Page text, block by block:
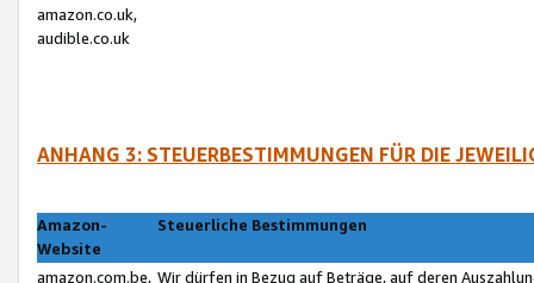
amazon.co.uk,
audible.co.uk
ANHANG 3: STEUERBESTIMMUNGEN FÜR DIE
Amazon-
Website
Steuerliche Bestimmungen
amazon.com.be, Wir dürfen in Bezug auf Beträge, auf deren